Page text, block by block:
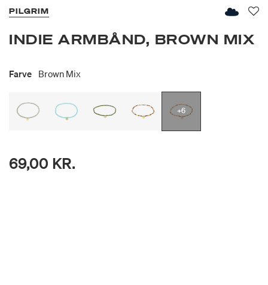
PILGRIM
INDIE ARMBÅND, BROWN MIX
Farve Brown Mix
+6
69,00 KR.